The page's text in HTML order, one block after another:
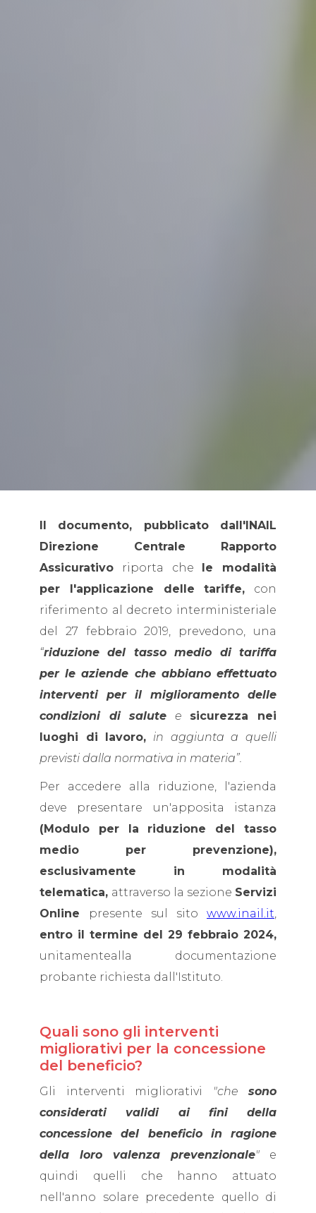
Il documento, pubblicato dall'INAIL
Direzione Centrale Rapporto
Assicurativo riporta che
le modalità
per l'applicazione delle tariffe, con
riferimento al decreto interministeriale
del 27 febbraio 2019, prevedono, una
“riduzione del tasso medio di tariffa
per le aziende che abbiano effettuato
interventi per il miglioramento delle
condizioni di salute e sicurezza nei
luoghi di lavoro, in aggiunta a quelli
previsti dalla normativa in materia”.
Per accedere alla riduzione, l'azienda
deve presentare un'apposita istanza
(Modulo per la riduzione del tasso
medio per prevenzione),
esclusivamente in modalità
telematica, attraverso la sezione Servizi
Online
presente sul sito www.inail.it,
entro il termine del 29 febbraio 2024,
unitamentealla documentazione
probante richiesta dall'Istituto.
Quali sono gli interventi
migliorativi per la concessione
del beneficio?
Gli interventi migliorativi "che sono
considerati validi ai fini della
concessione del beneficio in ragione
della loro valenza prevenzionale" e
quindi quelli che hanno attuato
nell'anno solare precedente quello di